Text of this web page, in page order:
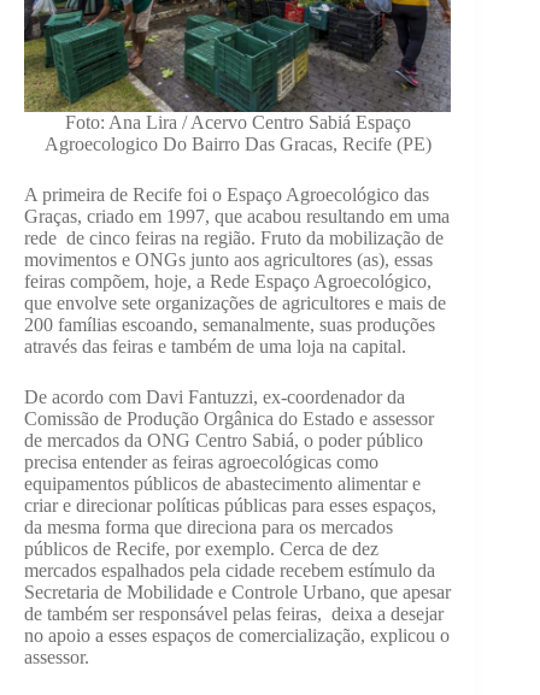
Foto: Ana Lira / Acervo Centro Sabiá Espaço
Agroecologico Do Bairro Das Gracas, Recife (PE)
A primeira de Recife foi o Espaço Agroecológico das
Graças, criado em 1997, que acabou resultando em uma
rede de cinco feiras na região. Fruto da mobilização de
movimentos e ONGs junto aos agricultores (as), essas
feiras compõem, hoje, a Rede Espaço Agroecológico,
que envolve sete organizações de agricultores e mais de
200 famílias escoando, semanalmente, suas produções
através das feiras e também de uma loja na capital.
De acordo com Davi Fantuzzi, ex-coordenador da
Comissão de Produção Orgânica do Estado e assessor
de mercados da ONG Centro Sabiá, o poder público
precisa entender as feiras agroecológicas como
equipamentos públicos de abastecimento alimentar e
criar e direcionar políticas públicas para esses espaços,
da mesma forma que direciona para os mercados
públicos de Recife, por exemplo. Cerca de dez
mercados espalhados pela cidade recebem estímulo da
Secretaria de Mobilidade e Controle Urbano, que apesar
de também ser responsável pelas feiras, deixa a desejar
no apoio a esses espaços de comercialização, explicou o
assessor.